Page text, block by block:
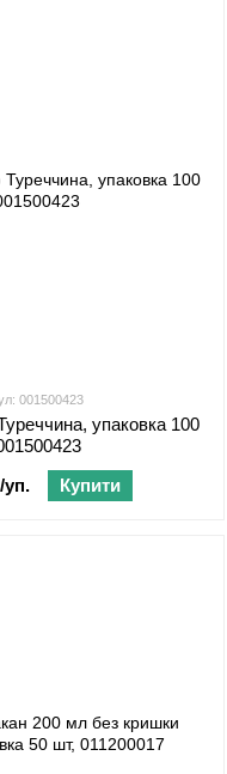
001500423
упаковка 100
уп.
Купити